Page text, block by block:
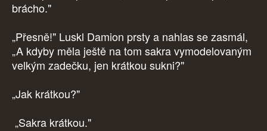
brácho."
„Přesně!" Luskl Damion prsty a nahlas se zasmál,
„A kdyby měla ještě na tom sakra vymodelovaným
velkým zadečku, jen krátkou sukni?"
„Jak krátkou?"
„Sakra krátkou."